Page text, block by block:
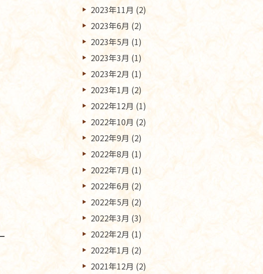
2023年11月 (2)
2023年6月 (2)
2023年5月 (1)
2023年3月 (1)
2023年2月 (1)
2023年1月 (2)
2022年12月 (1)
2022年10月 (2)
2022年9月 (2)
2022年8月 (1)
2022年7月 (1)
2022年6月 (2)
2022年5月 (2)
2022年3月 (3)
2022年2月 (1)
2022年1月 (2)
2021年12月 (2)